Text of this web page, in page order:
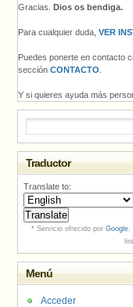
Gracias. Dios os bendiga.
Para cualquier duda, VER
Puedes ponerte en contacto
sección CONTACTO
Y si quieres ayuda más
Traductor
Translate to:
* Servicio ofrecido por Google.
Menú
Acceder